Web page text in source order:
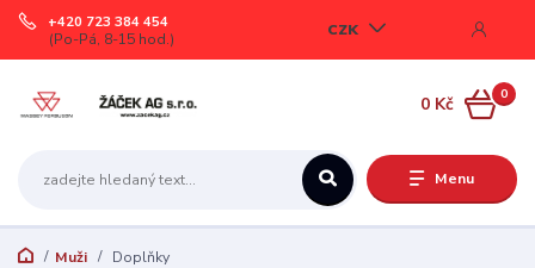
Menu
CZK
+420 723 384 454
(Po-Pá, 8-15 hod.)
0
0 Kč
Muži Doplňky